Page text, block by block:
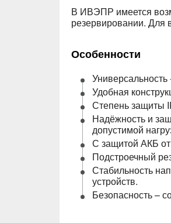
В ИВЭПР имеется
резервировании. Для
Особенности
Удобная
Степень защиты
Надёжность и
допустимой
С защитой АКБ от
Подстроечный
Стабильность
устройств.
Безопасность –